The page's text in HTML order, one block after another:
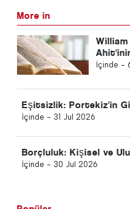
More in
İçinde -
Eşitsizlik: Portekiz'in
İçinde - 31 Jul 2026
Borçluluk: Kişisel ve
İçinde - 30 Jul 2026